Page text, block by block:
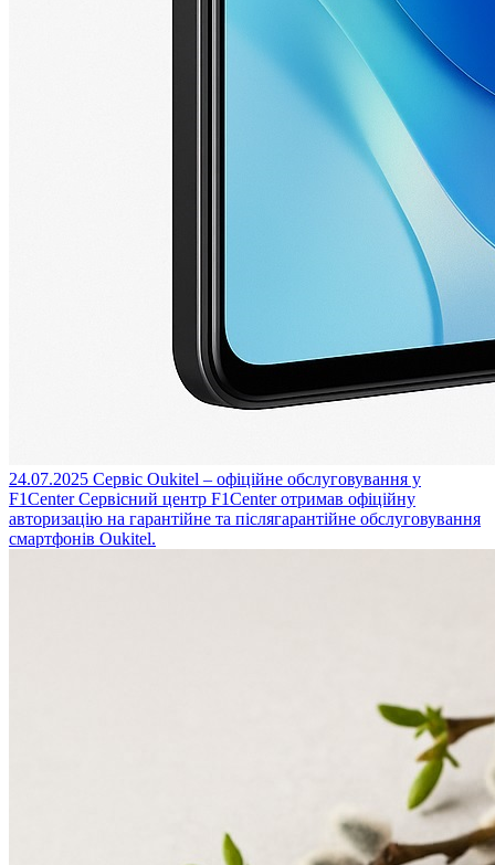
24.07.2025 Сервіс Oukitel – офіційне обслуговування у
F1Center Сервісний центр F1Center отримав офіційну
авторизацію на гарантійне та післягарантійне обслуговування
смартфонів Oukitel.